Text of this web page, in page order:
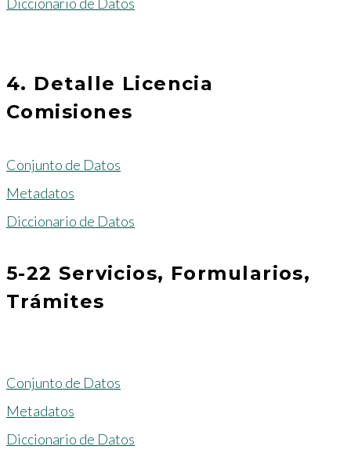
4. Detalle Licencia
Comisiones
Conjunto de Datos
Metadatos
Diccionario de Datos
5-22 Servicios, Formularios,
Trámites
Conjunto de Datos
Metadatos
Diccionario de Datos